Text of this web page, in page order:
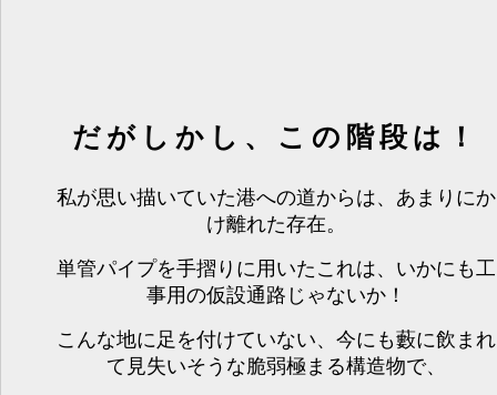
だがしかし、この階段は！
私が思い描いていた港への道からは、あまりにか
け離れた存在。
単管パイプを手摺りに用いたこれは、いかにも工
事用の仮設通路じゃないか！
こんな地に足を付けていない、今にも藪に飲まれ
て見失いそうな脆弱極まる構造物で、